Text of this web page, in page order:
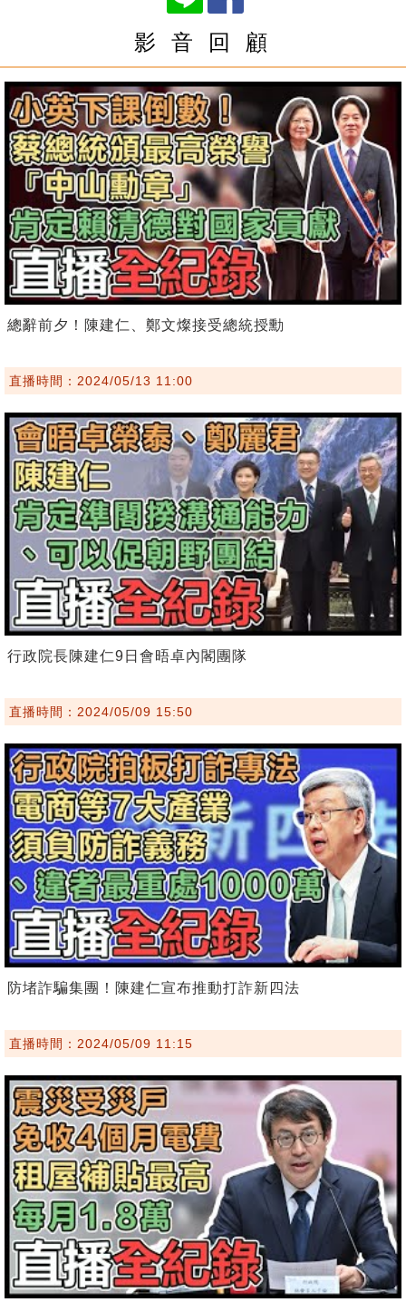
影 音 回 顧
總辭前夕！陳建仁、鄭文燦接受總統授勳
直播時間：2024/05/13 11:00
行政院長陳建仁9日會晤卓內閣團隊
直播時間：2024/05/09 15:50
防堵詐騙集團！陳建仁宣布推動打詐新四法
直播時間：2024/05/09 11:15